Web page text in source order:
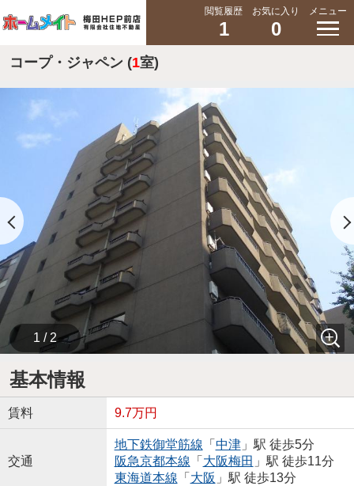
閲覧履歴
1
お気に入り
0
メニュー
コープ・ジャペン (1室)
1 / 2
基本情報
賃料 9.7万円
交通
地下鉄御堂筋線 「 中津」駅 徒歩5分
阪急京都本線 「 大阪梅田 」駅 徒歩11分
東海道本線 「 大阪 」駅 徒歩13分